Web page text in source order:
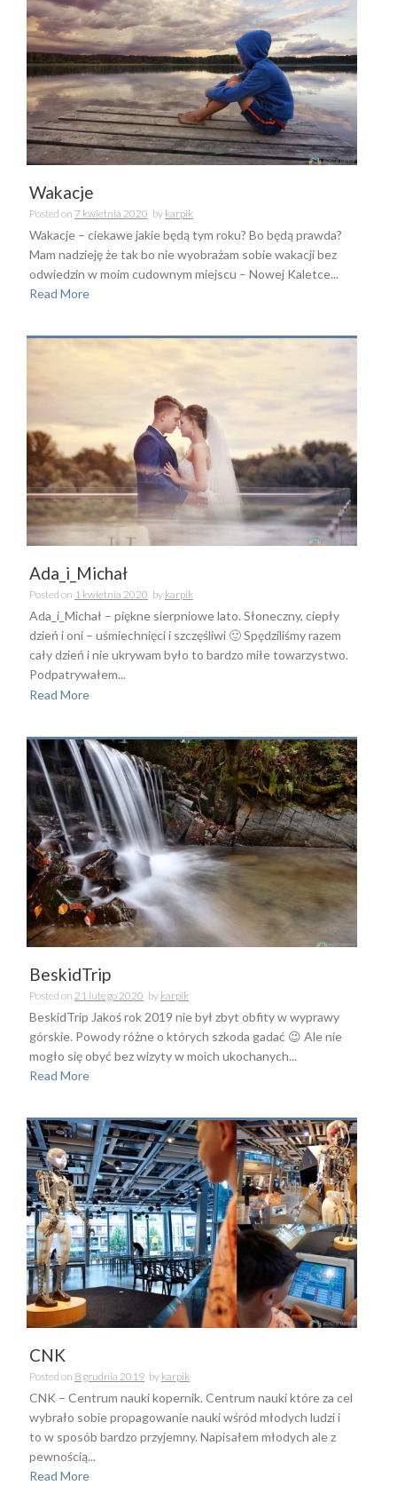
Wakacje
Posted on 7 kwietnia 2020 by karpik
Wakacje – ciekawe jakie będą tym roku? Bo będą prawda?
Mam nadzieję że tak bo nie wyobrażam sobie wakacji bez
odwiedzin w moim cudownym miejscu – Nowej Kaletce...
Read More
Ada_i_Michał
Posted on 1 kwietnia 2020 by karpik
Ada_i_Michał – piękne sierpniowe lato. Słoneczny, ciepły
dzień i oni – uśmiechnięci i szczęśliwi 🙂 Spędziliśmy razem
cały dzień i nie ukrywam było to bardzo miłe towarzystwo.
Podpatrywałem...
Read More
BeskidTrip
Posted on 21 lutego 2020 by karpik
BeskidTrip Jakoś rok 2019 nie był zbyt obfity w wyprawy
górskie. Powody różne o których szkoda gadać 😉 Ale nie
mogło się obyć bez wizyty w moich ukochanych...
Read More
CNK
Posted on 8 grudnia 2019 by karpik
CNK – Centrum nauki kopernik. Centrum nauki które za cel
wybrało sobie propagowanie nauki wśród młodych ludzi i
to w sposób bardzo przyjemny. Napisałem młodych ale z
pewnością...
Read More